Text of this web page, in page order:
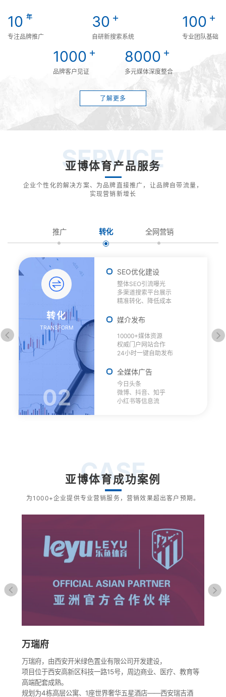
10 年
专注品牌推广
30 +
自研新搜索系统
100 +
专业团队基础
1000 +
品牌客户见证
8000 +
多元媒体深度整合
了解更多
SERVICE
亚博体育产品服务
企业个性化的解决方案、为品牌直接推广，让品牌自带流量，
实现营销新增长
推广 转化 全网营销
转化
TRANSFORM
02
SEO优化建设
整体SEO引流曝光
多渠道搜索平台展示
精准转化、降低成本
媒介发布
10000+媒体资源
权威门户网站合作
24小时一键自助发布
全媒体广告
今日头条
微博、抖音、知乎
小红书等信息流
CASE
亚博体育成功案例
为1000+企业提供专业营销服务，营销效果超出客户预期。
万瑞府
万瑞府，由西安开米绿色置业有限公司开发建设，
项目位于西安高新区科技一路15号，周边商业、医疗、教育等
高端配套成熟。
规划为4栋高层公寓、1座世界奢华五星酒店——西安瑞吉酒